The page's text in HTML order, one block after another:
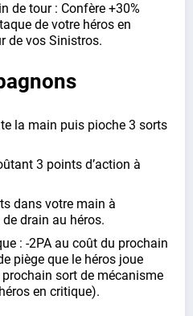
de tour : Confère +30%
de votre héros en
de vos Sinistros.
la main puis pioche 3 sorts
3 points d’action à
dans votre main à
de drain au héros.
: -2PA au coût du prochain
piège que le héros joue
sort de mécanisme
en critique).